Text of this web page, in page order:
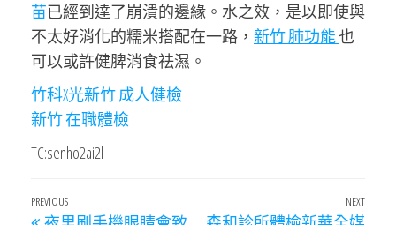
苗已經到達了崩潰的邊緣。水之效，是以即使與
不太好消化的糯米搭配在一路， 新竹 肺功能也
可以或許健脾消食祛濕。
竹科X光新竹 成人健檢
新竹 在職體檢
TC:senho2ai2l
文
Previous
PREVIOUS
Next
NEXT